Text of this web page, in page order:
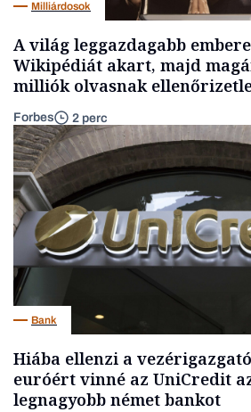
Milliárdosok
A világ leggazdagabb
Wikipédiát akart, majd
milliók olvasnak
Forbes 2 perc
Bank
Hiába ellenzi a
euróért vinné az UniCredit
legnagyobb német bankot